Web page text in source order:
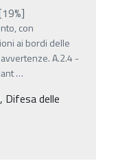
con
ai bordi delle
A.2.4 -
…
Difesa delle